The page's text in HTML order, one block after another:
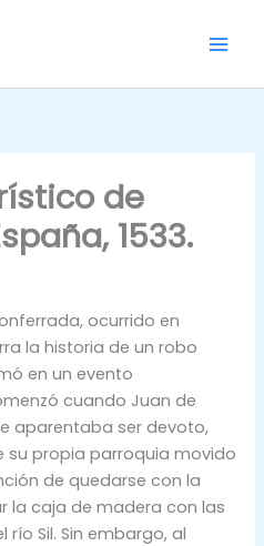
de
1533.
ocurrido en
la historia de un robo
en un evento
cuando Juan de
aparentaba ser devoto,
su propia parroquia movido
de quedarse con la
la caja de madera con las
Sil. Sin embargo, al